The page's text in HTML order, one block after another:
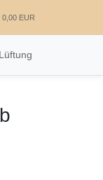
0,00 EUR
Lüftung